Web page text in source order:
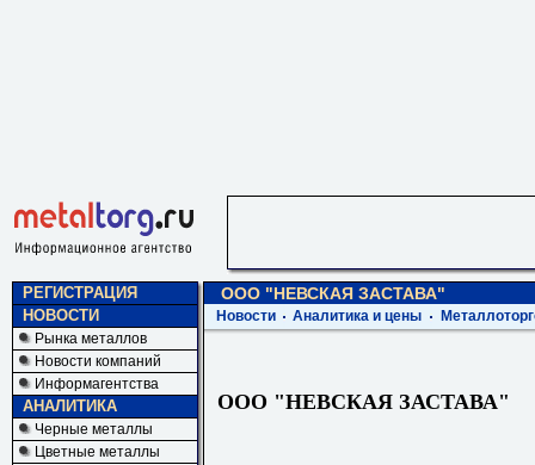
РЕГИСТРАЦИЯ
НОВОСТИ
Рынка металлов
Новости компаний
Информагентства
АНАЛИТИКА
Черные металлы
Цветные металлы
ООО "НЕВСКАЯ ЗАСТАВА"
Новости Аналитика и цены
ООО "НЕВСКАЯ ЗАСТАВА"